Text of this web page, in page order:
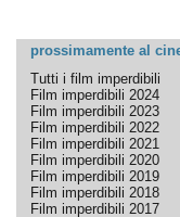
prossimamente al
Tutti i film imperdibili
Film imperdibili 2024
Film imperdibili 2023
Film imperdibili 2022
Film imperdibili 2021
Film imperdibili 2020
Film imperdibili 2019
Film imperdibili 2018
Film imperdibili 2017